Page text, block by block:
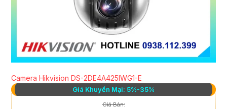
Camera Hikvision DS-2DE4A425IWG1-E
Giá Khuyến Mại: 5%-35%
Giá Bán: